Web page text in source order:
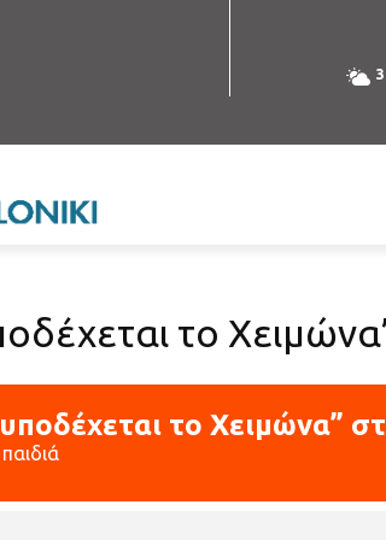
το
υποδέχεται το Χειμώνα”